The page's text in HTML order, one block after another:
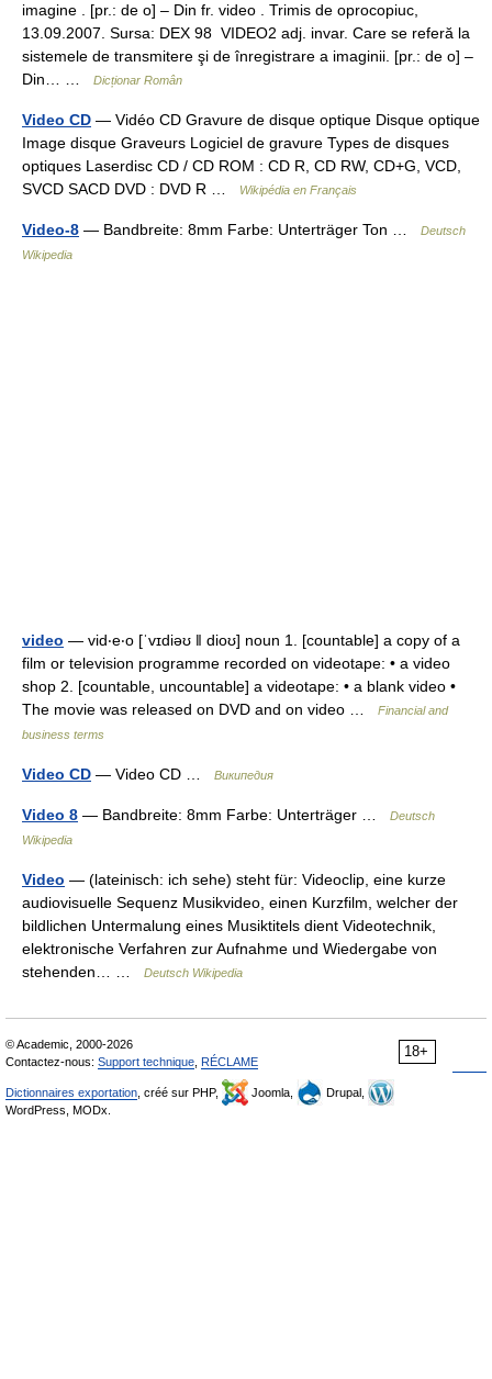
imagine . [pr.: de o] – Din fr. video . Trimis de oprocopiuc,
13.09.2007. Sursa: DEX 98 VIDEO2 adj. invar. Care se referă la
sistemele de transmitere şi de înregistrare a imaginii. [pr.: de o] –
Din… …
Dicționar Român
Video CD — Vidéo CD Gravure de disque optique Disque optique
Image disque Graveurs Logiciel de gravure Types de disques
optiques Laserdisc CD / CD ROM : CD R, CD RW, CD+G, VCD,
SVCD SACD DVD : DVD R …
Wikipédia en Français
Video-8 — Bandbreite: 8mm Farbe: Unterträger Ton …
Deutsch
Wikipedia
video — vid‧e‧o [ˈvɪdiəʊ ǁ dioʊ] noun 1. [countable] a copy of a
film or television programme recorded on videotape: • a video
shop 2. [countable, uncountable] a videotape: • a blank video •
The movie was released on DVD and on video …
Financial and
business terms
Video CD — Video CD … Википедия
Video 8 — Bandbreite: 8mm Farbe: Unterträger …
Deutsch
Wikipedia
Video — (lateinisch: ich sehe) steht für: Videoclip, eine kurze
audiovisuelle Sequenz Musikvideo, einen Kurzfilm, welcher der
bildlichen Untermalung eines Musiktitels dient Videotechnik,
elektronische Verfahren zur Aufnahme und Wiedergabe von
stehenden… …
Deutsch Wikipedia
18+
© Academic, 2000-2026
Contactez-nous: Support technique RÉCLAME
Dictionnaires exportation , créé sur PHP, Joomla,
Drupal,
WordPress, MODx.